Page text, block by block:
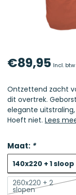
€89,95 Incl. btw
Ontzettend zacht
dit overtrek.
elegante uitstraling,
Hoeft niet. Lees
Maat: *
140x220 + 1 sloop
260x220 + 2
slopen